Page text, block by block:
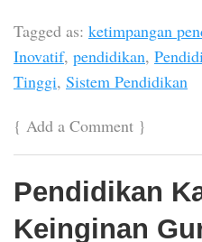
Tagged as: ketimpangan
Inovatif, pendidikan,
Tinggi, Sistem Pendidikan
{ Add a Comment }
Pendidikan
Keinginan